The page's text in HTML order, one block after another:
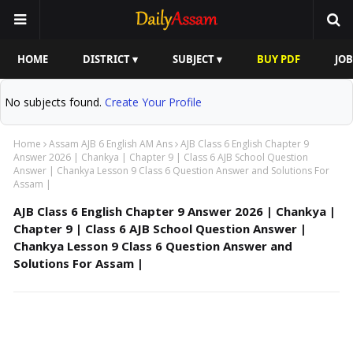
HOME DISTRICT ▾ SUBJECT ▾ BUY PDF
No subjects found. Create Your Profile
Home Assam AJB 6 English AM Ans AJB Class 6 English Chapter 9
Answer 2026 | Chankya | Chapter 9 | Class 6 AJB School Question
Answer | Chankya Lesson 9 Class 6 Question Answer and Solutions For
Assam |
AJB Class 6 English Chapter 9 Answer 2026 | Chankya |
Chapter 9 | Class 6 AJB School Question Answer |
Chankya Lesson 9 Class 6 Question Answer and
Solutions For Assam |